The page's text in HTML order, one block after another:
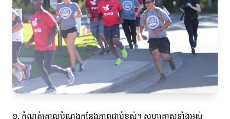
១. កំណត់គោលបំណងកន្លែងភាពជាប់ខ្ពស់។ សហគ្រាសទាំងអស់